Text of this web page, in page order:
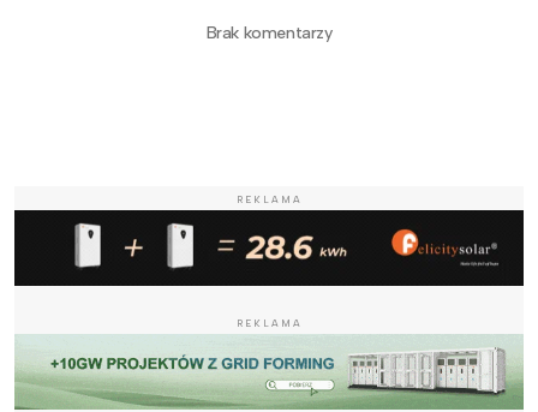
Brak komentarzy
REKLAMA
REKLAMA